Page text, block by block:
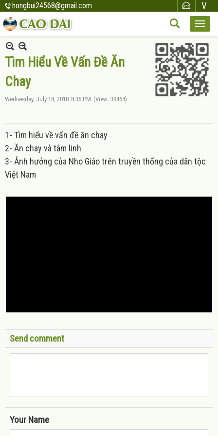
hongbui24568@gmail.com
Tìm Hiểu Về Vấn Đề Ăn
Chay
Wednesday, July 18, 2018 8:35 PM (View: 39464)
1- Tìm hiểu về vấn đề ăn chay
2- Ăn chay và tâm linh
3- Ảnh hưởng của Nho Giáo trên truyền thống của dân tộc
Việt Nam
Send comment
Your Name